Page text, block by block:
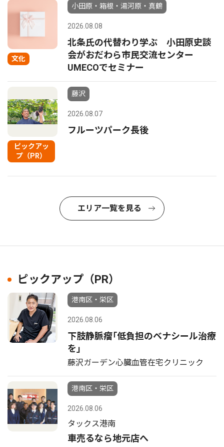
文化
小田原・箱根・湯河原・真鶴
2026.08.08
北条氏の代替わり学ぶ 小田原史談
会がおだわら市民交流センター
UMECOでセミナー
ピックアッ
プ（PR）
藤沢
2026.08.07
フルーツパーク長後
エリア一覧を見る
ピックアップ（PR）
港南区・栄区
2026.08.06
下肢静脈瘤｢低負担のベナシール治療
を｣
藤沢ガーデン心臓血管在宅クリニック
港南区・栄区
2026.08.06
タックス港南
車売るなら地元店へ